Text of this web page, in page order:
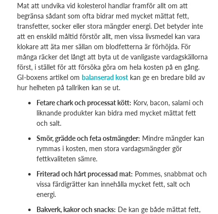
Mat att undvika vid kolesterol handlar framför allt om att
begränsa sådant som ofta bidrar med mycket mättat fett,
transfetter, socker eller stora mängder energi. Det betyder inte
att en enskild måltid förstör allt, men vissa livsmedel kan vara
klokare att äta mer sällan om blodfetterna är förhöjda. För
många räcker det långt att byta ut de vanligaste vardagskällorna
först, i stället för att försöka göra om hela kosten på en gång.
GI-boxens artikel om balanserad kost kan ge en bredare bild av
hur helheten på tallriken kan se ut.
Fetare chark och processat kött: Korv, bacon, salami och
liknande produkter kan bidra med mycket mättat fett
och salt.
Smör, grädde och feta ostmängder: Mindre mängder kan
rymmas i kosten, men stora vardagsmängder gör
fettkvaliteten sämre.
Friterad och hårt processad mat: Pommes, snabbmat och
vissa färdigrätter kan innehålla mycket fett, salt och
energi.
Bakverk, kakor och snacks: De kan ge både mättat fett,